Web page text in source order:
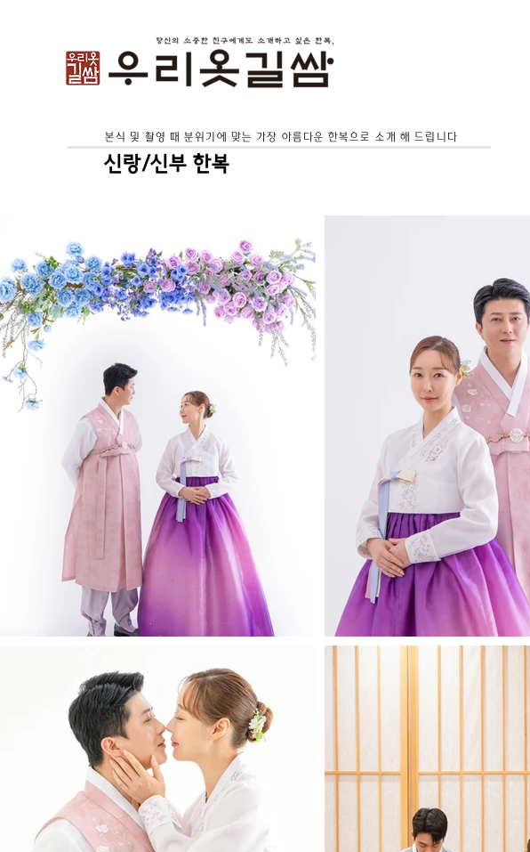
본식 및 촬영 때 분위기에 맞는 가장 아름다운 한복으로 소개 해 드립니다
신랑/신부 한복